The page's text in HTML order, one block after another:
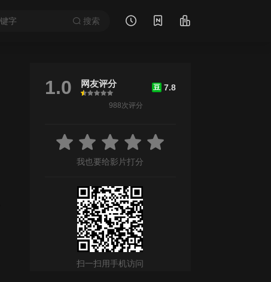
搜索
1.0 网友评分
很差
较差还行推荐力荐
豆 7.8
988次评分
我也要给影片打分
扫一扫用手机访问